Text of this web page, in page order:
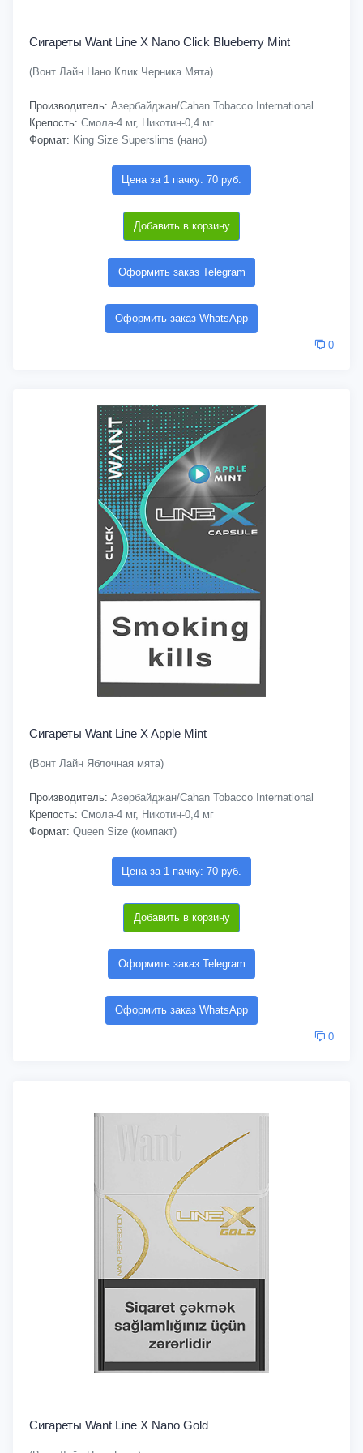
Сигареты Want Line X Nano Click Blueberry Mint
(Вонт Лайн Нано Клик Черника Мята)
Производитель: Азербайджан/Cahan Tobacco International
Крепость: Смола-4 мг, Никотин-0,4 мг
Формат: King Size Superslims (нано)
Цена за 1 пачку: 70 руб.
Добавить в корзину
Оформить заказ Telegram
Оформить заказ WhatsApp
0
Сигареты Want Line X Apple Mint
(Вонт Лайн Яблочная мята)
Производитель: Азербайджан/Cahan Tobacco International
Крепость: Смола-4 мг, Никотин-0,4 мг
Формат: Queen Size (компакт)
Цена за 1 пачку: 70 руб.
Добавить в корзину
Оформить заказ Telegram
Оформить заказ WhatsApp
0
Сигареты Want Line X Nano Gold